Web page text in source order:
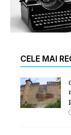
CELE MAI